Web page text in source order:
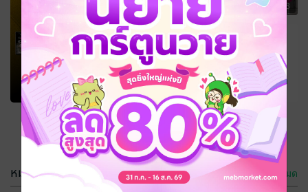
฿ 284 ฿ 293
฿ 233
ดูทั้งหมด
เหลืออีก 21 วัน
หมวดหมู่ ดูทั้งหมด